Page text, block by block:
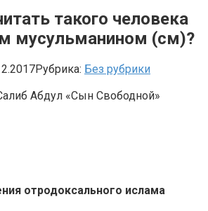
такого человека
мусульманином (см)?
Рубрика: Без рубрики
Абдул «Сын Свободной»
отродоксального ислама